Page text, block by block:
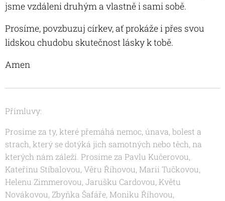
jsme vzdáleni druhým a vlastně i sami sobě.
Prosíme, povzbuzuj církev, ať prokáže i přes svou
lidskou chudobu skutečnost lásky k tobě.
Amen
Přímluvy:
Prosíme za ty, které přemáhá nemoc, únava, bolest a
strach, který se dotýká jich samotných nebo těch, na
kterých nám záleží. Prosíme za Pavlu Kučerovou,
Kateřinu Stíbalovou, Věru Říhovou, Marii Tučkovou,
Helenu Zimmerovou, Jarušku Cardovou, Květu
Novákovou, Zbyňka Šafáře, Moniku Říhovou,